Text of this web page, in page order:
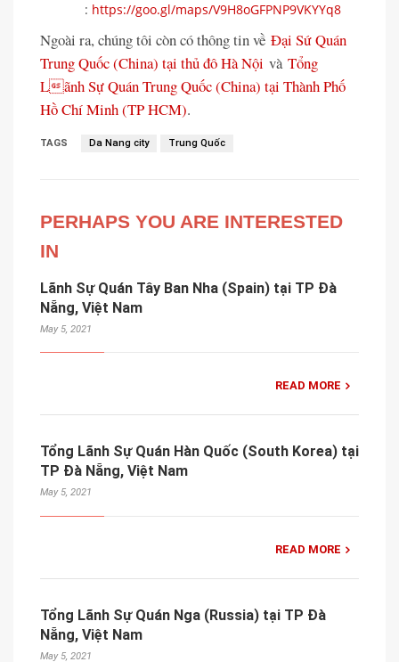
: https://goo.gl/maps/V9H8oGFPNP9VKYYq8
Ngoài ra, chúng tôi còn có thông tin về Đại Sứ Quán
Trung Quốc (China) tại thủ đô Hà Nội và Tổng
Lãnh Sự Quán Trung Quốc (China) tại Thành Phố
Hồ Chí Minh (TP HCM).
TAGS Da Nang city Trung Quốc
PERHAPS YOU ARE INTERESTED
IN
Lãnh Sự Quán Tây Ban Nha (Spain) tại TP Đà
Nẵng, Việt Nam
May 5, 2021
READ MORE
Tổng Lãnh Sự Quán Hàn Quốc (South Korea) tại
TP Đà Nẵng, Việt Nam
May 5, 2021
READ MORE
Tổng Lãnh Sự Quán Nga (Russia) tại TP Đà
Nẵng, Việt Nam
May 5, 2021